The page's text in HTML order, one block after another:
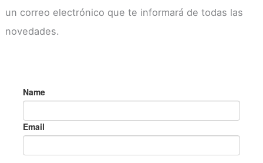
un correo electrónico que te informará de todas las
novedades.